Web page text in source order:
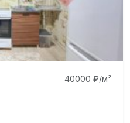
40000 ₽/м²